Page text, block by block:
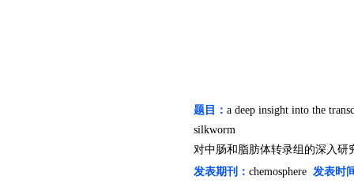
题目： a deep insight into the
silkworm
对中肠和脂肪体转录组的深入研
发表期刊： chemosphere 发表时